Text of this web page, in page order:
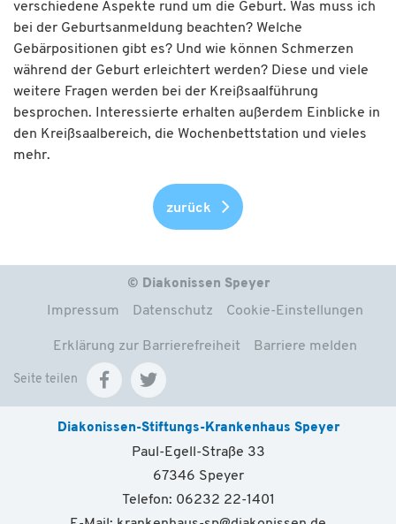
verschiedene Aspekte rund um die Geburt. Was muss ich
bei der Geburtsanmeldung beachten? Welche
Gebärpositionen gibt es? Und wie können Schmerzen
während der Geburt erleichtert werden? Diese und viele
weitere Fragen werden bei der Kreißsaalführung
besprochen. Interessierte erhalten außerdem Einblicke in
den Kreißsaalbereich, die Wochenbettstation und vieles
mehr.
zurück
© Diakonissen Speyer
Impressum Datenschutz Cookie-Einstellungen
Erklärung zur Barrierefreiheit Barriere melden
Seite teilen
Diakonissen-Stiftungs-Krankenhaus Speyer
Paul-Egell-Straße 33
67346 Speyer
Telefon: 06232 22-1401